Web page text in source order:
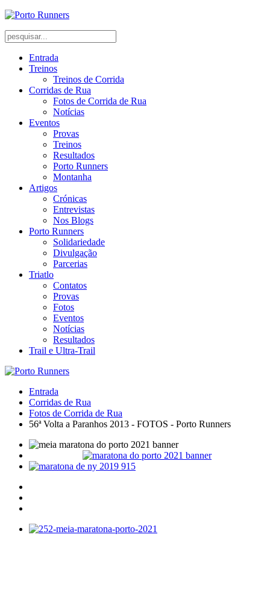
Entrada
Treinos
Treinos de Corrida
Corridas de Rua
Fotos de Corrida de Rua
Notícias
Eventos
Provas
Treinos
Resultados
Porto Runners
Montanha
Artigos
Crónicas
Entrevistas
Nos Blogs
Porto Runners
Solidariedade
Divulgação
Parcerias
Triatlo
Contatos
Provas
Fotos
Eventos
Notícias
Resultados
Trail e Ultra-Trail
Entrada
Corridas de Rua
Fotos de Corrida de Rua
56ª Volta a Paranhos 2013 - FOTOS - Porto Runners